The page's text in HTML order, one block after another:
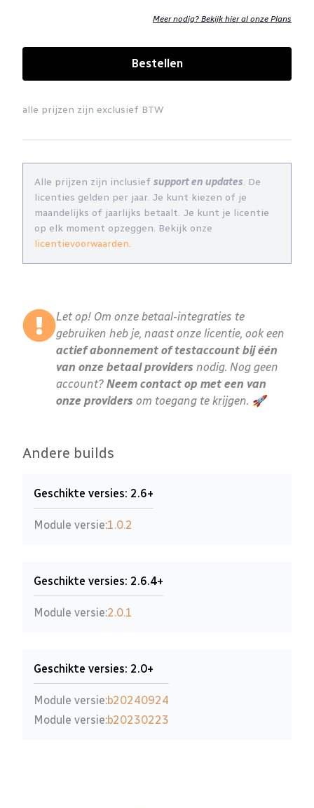
Let op! Om onze betaal-integraties te
gebruiken heb je, naast onze licentie, ook een
actief abonnement of testaccount bij één
van onze betaal providers nodig. Nog geen
account? Neem contact op met een van
onze providers om toegang te krijgen. 🚀
Andere builds
Geschikte versies: 2.6+
Module versie:1.0.2
Geschikte versies: 2.6.4+
Module versie:2.0.1
Geschikte versies: 2.0+
Module versie:b20240924
Module versie:b20230223
Meer nodig? Bekijk hier al onze Plans
Bestellen
alle prijzen zijn exclusief BTW
Alle prijzen zijn inclusief support en updates. De
licenties gelden per jaar. Je kunt kiezen of je
maandelijks of jaarlijks betaalt. Je kunt je licentie
op elk moment opzeggen. Bekijk onze
licentievoorwaarden.